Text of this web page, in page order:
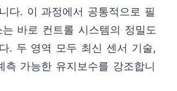
다. 이 과정에서 공통적으로 필
바로 컨트롤 시스템의 정밀도
. 두 영역 모두 최신 센서 기술,
측 가능한 유지보수를 강조합니